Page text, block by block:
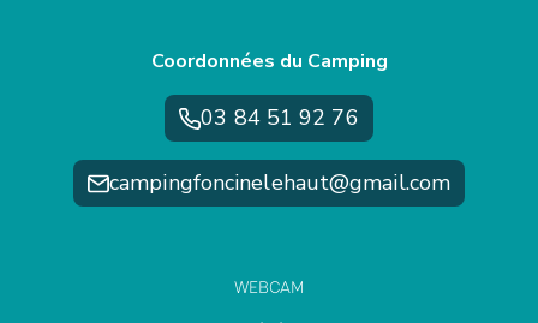
Coordonnées du Camping
03 84 51 92 76
campingfoncinelehaut@gmail.com
WEBCAM